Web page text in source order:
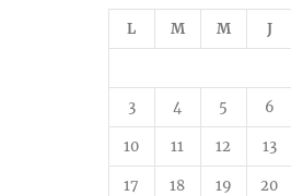
L M M J
3 4 5 6
10 11 12 13
17 18 19 20